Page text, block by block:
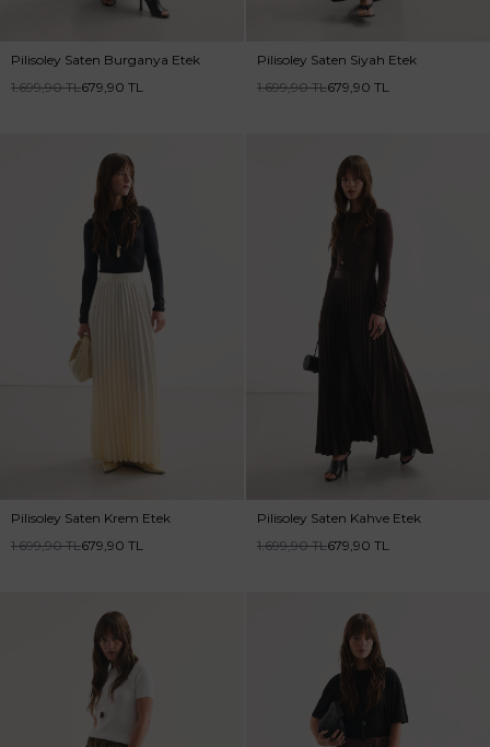
Pilisoley Saten Burganya Etek
1.699,90TL679,90 TL
Pilisoley Saten Siyah Etek
1.699,90TL679,90 TL
Pilisoley Saten Krem Etek
1.699,90TL679,90 TL
Pilisoley Saten Kahve Etek
1.699,90TL679,90 TL